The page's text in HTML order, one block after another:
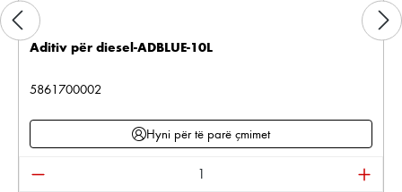
Aditiv për diesel-ADBLUE-10L
5861700002
Hyni për të parë çmimet
Sasia e produktit: Shkruani sasinë e dëshiruar